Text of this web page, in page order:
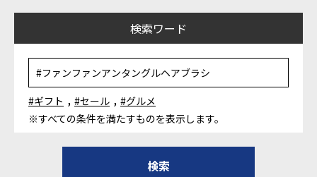
検索ワード
#ギフト , #セール , #グルメ
※すべての条件を満たすものを表示します。